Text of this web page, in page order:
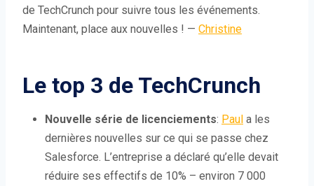
de TechCrunch pour suivre tous les événements.
Maintenant, place aux nouvelles ! — Christine
Le top 3 de TechCrunch
Nouvelle série de licenciements: Paul a les
dernières nouvelles sur ce qui se passe chez
Salesforce. L’entreprise a déclaré qu’elle devait
réduire ses effectifs de 10% – environ 7 000